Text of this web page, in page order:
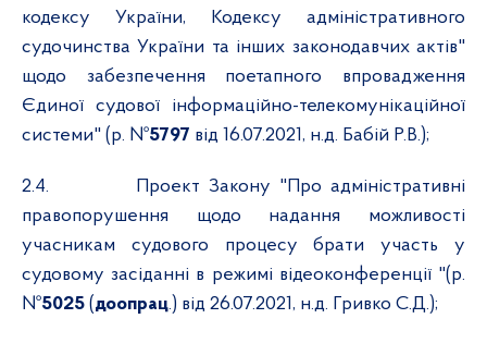
кодексу України, Кодексу адміністративного
судочинства України та інших законодавчих актів"
щодо забезпечення поетапного впровадження
Єдиної судової інформаційно-телекомунікаційної
системи" (р. №5797 від 16.07.2021, н.д. Бабій Р.В.);
2.4.
Проект Закону "Про адміністративні
правопорушення щодо надання можливості
учасникам судового процесу брати участь у
судовому засіданні в режимі відеоконференції "(р.
№5025 (доопрац.) від 26.07.2021, н.д. Гривко С.Д.);